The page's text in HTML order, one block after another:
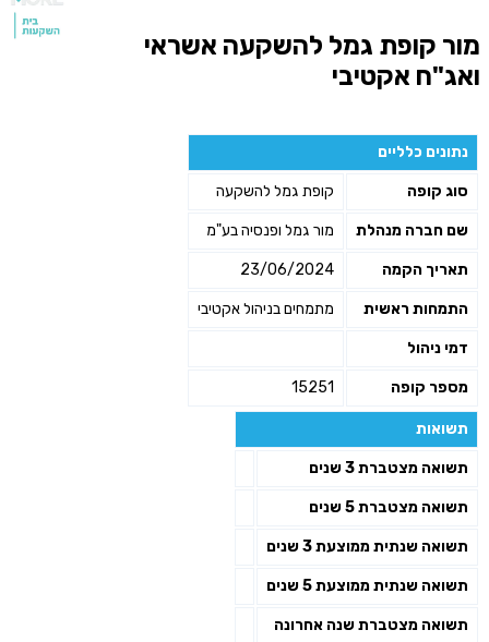
מור קופת גמל להשקעה אשראי
ואג"ח אקטיבי
נתונים כלליים
סוג קופה קופת גמל להשקעה
שם חברה מנהלת מור גמל ופנסיה בע"מ
תאריך הקמה 23/06/2024
התמחות ראשית מתמחים בניהול אקטיבי
דמי ניהול
מספר קופה 15251
תשואות
תשואה מצטברת 3 שנים
תשואה מצטברת 5 שנים
תשואה שנתית ממוצעת 3 שנים
תשואה שנתית ממוצעת 5 שנים
תשואה מצטברת שנה אחרונה
אני מאשר את תנאיי השימוש והפרטיות של האתר
פנסיוניים\ביטוח באמצעות טלפון, מייל או SMS מאיתנו או צד שלישי
שליחה